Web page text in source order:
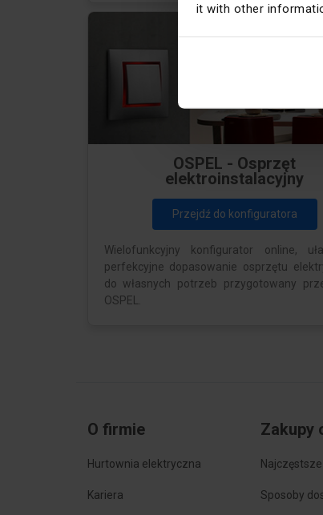
it with other
OSPEL - Osprzęt
elektroinstalacyjny
Przejdź do konfiguratora
Wielofunkcyjny konfigurator online,
perfekcyjne dopasowanie osprzętu
do własnych potrzeb przygotowany
OSPEL.
O firmie
Hurtownia elektryczna
Kariera
Zakupy
Sposoby